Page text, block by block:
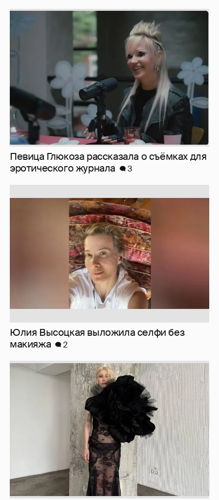
Певица Глюкоза рассказала о съёмках для
эротического журнала
3
Юлия Высоцкая выложила селфи без
макияжа
2